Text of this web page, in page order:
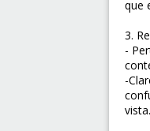
que
3.
-
-
vista.